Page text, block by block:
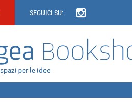
SEGUICI SU: